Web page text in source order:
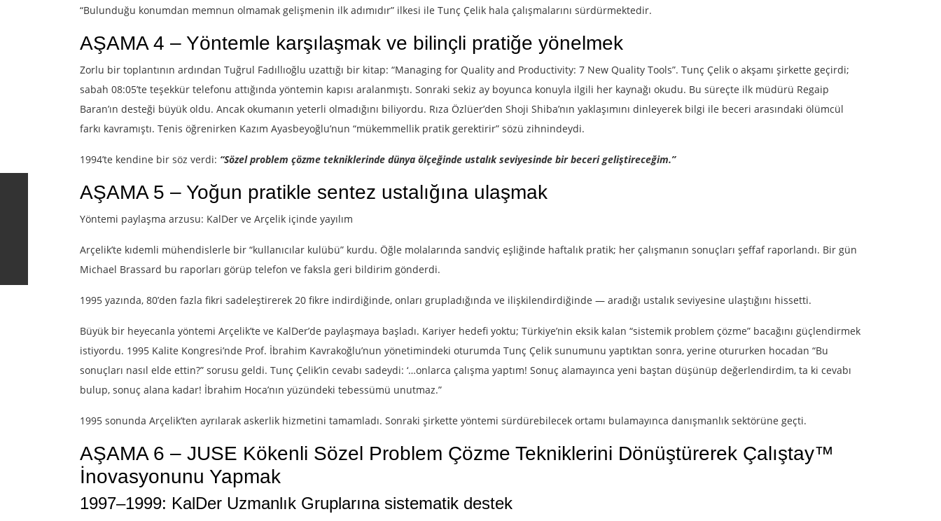
“Bulunduğu konumdan memnun olmamak gelişmenin ilk adımıdır” ilkesi ile Tunç Çelik hala çalışmalarını sürdürmektedir.
AŞAMA 4 – Yöntemle karşılaşmak ve bilinçli pratiğe yönelmek
Zorlu bir toplantının ardından Tuğrul Fadıllıoğlu uzattığı bir kitap: “Managing for Quality and Productivity: 7 New Quality Tools”. Tunç Çelik o akşamı şirkette geçirdi;
sabah 08:05’te teşekkür telefonu attığında yöntemin kapısı aralanmıştı. Sonraki sekiz ay boyunca konuyla ilgili her kaynağı okudu. Bu süreçte ilk müdürü Regaip
Baran’ın desteği büyük oldu. Ancak okumanın yeterli olmadığını biliyordu. Rıza Özlüer’den Shoji Shiba’nın yaklaşımını dinleyerek bilgi ile beceri arasındaki ölümcül
farkı kavramıştı. Tenis öğrenirken Kazım Ayasbeyoğlu’nun “mükemmellik pratik gerektirir” sözü zihnindeydi.
1994’te kendine bir söz verdi: “Sözel problem çözme tekniklerinde dünya ölçeğinde ustalık seviyesinde bir beceri geliştireceğim.”
AŞAMA 5 – Yoğun pratikle sentez ustalığına ulaşmak
Yöntemi paylaşma arzusu: KalDer ve Arçelik içinde yayılım
Arçelik’te kıdemli mühendislerle bir “kullanıcılar kulübü” kurdu. Öğle molalarında sandviç eşliğinde haftalık pratik; her çalışmanın sonuçları şeffaf raporlandı. Bir gün
Michael Brassard bu raporları görüp telefon ve faksla geri bildirim gönderdi.
1995 yazında, 80’den fazla fikri sadeleştirerek 20 fikre indirdiğinde, onları grupladığında ve ilişkilendirdiğinde — aradığı ustalık seviyesine ulaştığını hissetti.
Büyük bir heyecanla yöntemi Arçelik’te ve KalDer’de paylaşmaya başladı. Kariyer hedefi yoktu; Türkiye’nin eksik kalan “sistemik problem çözme” bacağını güçlendirmek
istiyordu. 1995 Kalite Kongresi’nde Prof. İbrahim Kavrakoğlu’nun yönetimindeki oturumda Tunç Çelik sunumunu yaptıktan sonra, yerine otururken hocadan “Bu
sonuçları nasıl elde ettin?” sorusu geldi. Tunç Çelik’in cevabı sadeydi: ‘…onlarca çalışma yaptım! Sonuç alamayınca yeni baştan düşünüp değerlendirdim, ta ki cevabı
bulup, sonuç alana kadar! İbrahim Hoca’nın yüzündeki tebessümü unutmaz.”
1995 sonunda Arçelik’ten ayrılarak askerlik hizmetini tamamladı. Sonraki şirkette yöntemi sürdürebilecek ortamı bulamayınca danışmanlık sektörüne geçti.
AŞAMA 6 – JUSE Kökenli Sözel Problem Çözme Tekniklerini Dönüştürerek Çalıştay™
İnovasyonunu Yapmak
1997–1999: KalDer Uzmanlık Gruplarına sistematik destek